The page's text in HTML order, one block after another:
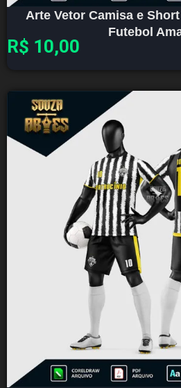
Arte Vetor Camisa e
Futebol
R$ 10,00